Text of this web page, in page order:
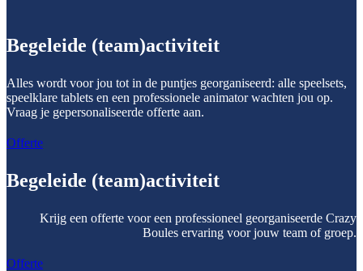
Begeleide (team)activiteit
Alles wordt voor jou tot in de puntjes georganiseerd: alle speelsets,
speelklare tablets en een professionele animator wachten jou op.
Vraag je gepersonaliseerde offerte aan.
Offerte
Begeleide (team)activiteit
Krijg een offerte voor een professioneel georganiseerde Crazy
Boules ervaring voor jouw team of groep.
Offerte